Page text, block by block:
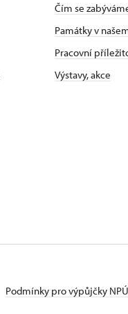
Čím se
Památky v
Pracovní
Výstavy, akce
Podmínky pro výpůjčky NPÚ